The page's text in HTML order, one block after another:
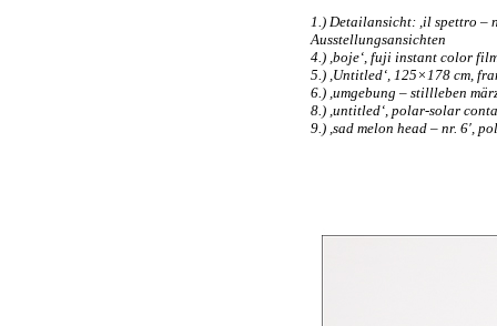
1.) Detailansicht: ,il spettro –
Ausstellungsansichten
4.) ,boje‘, fuji instant color
5.) ,Untitled‘, 125×178 cm,
6.) ,umgebung – stillleben
8.) ,untitled‘, polar-solar
9.) ,sad melon head – nr. 6′,